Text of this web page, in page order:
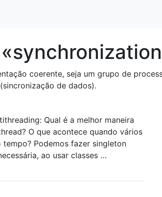
coerente, seja um grupo de
de dados).
Qual é a melhor maneira
O que acontece quando vários
Podemos fazer singleton
ao usar classes …